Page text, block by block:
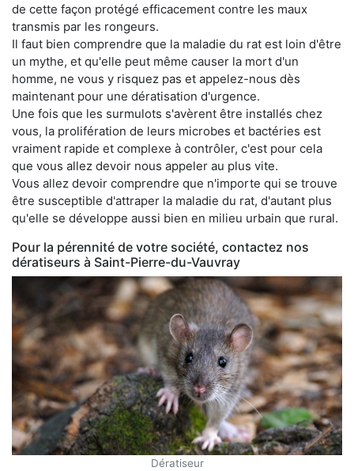
de cette façon protégé efficacement contre les maux
transmis par les rongeurs.
Il faut bien comprendre que la maladie du rat est loin d'être
un mythe, et qu'elle peut même causer la mort d'un
homme, ne vous y risquez pas et appelez-nous dès
maintenant pour une dératisation d'urgence.
Une fois que les surmulots s'avèrent être installés chez
vous, la prolifération de leurs microbes et bactéries est
vraiment rapide et complexe à contrôler, c'est pour cela
que vous allez devoir nous appeler au plus vite.
Vous allez devoir comprendre que n'importe qui se trouve
être susceptible d'attraper la maladie du rat, d'autant plus
qu'elle se développe aussi bien en milieu urbain que rural.
Pour la pérennité de votre société, contactez nos
dératiseurs à Saint-Pierre-du-Vauvray
Dératiseur